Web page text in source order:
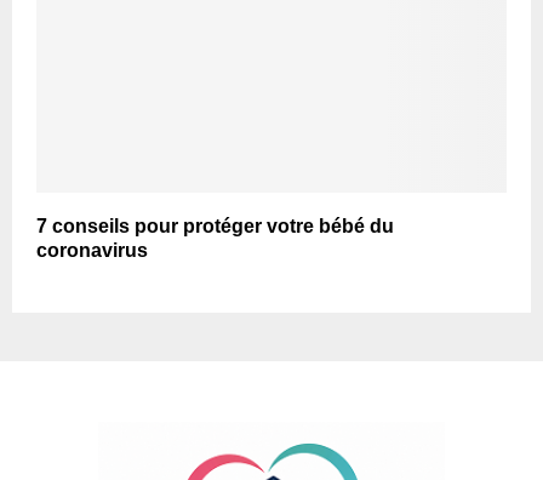
7 conseils pour protéger votre bébé du
coronavirus